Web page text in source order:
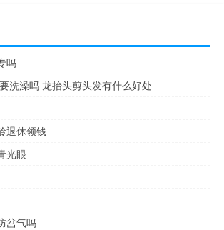
吗
洗澡吗 龙抬头剪头发有什么好处
退休领钱
光眼
岔气吗